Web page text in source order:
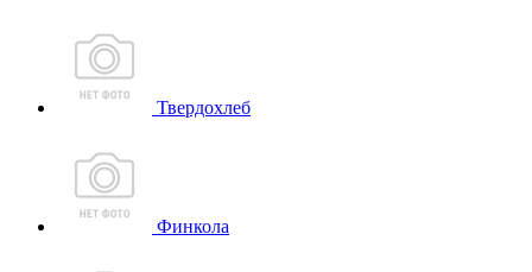
Твердохлеб
Финкола